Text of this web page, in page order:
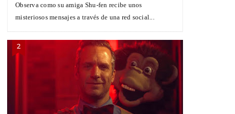
Observa como su amiga Shu-fen recibe unos
misteriosos mensajes a través de una red social...